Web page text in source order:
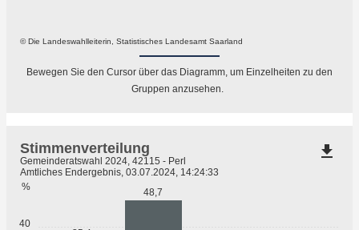
© Die Landeswahlleiterin, Statistisches Landesamt Saarland
Bewegen Sie den Cursor über das Diagramm, um Einzelheiten zu den
Gruppen anzusehen.
40
%
48,7
Stimmenverteilung
Gemeinderatswahl 2024, 42115 - Perl
Amtliches Endergebnis, 03.07.2024, 14:24:33
file_download